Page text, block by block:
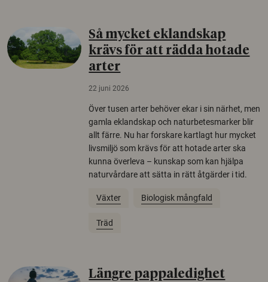
Så mycket eklandskap
krävs för att rädda hotade
arter
22 juni 2026
Över tusen arter behöver ekar i sin närhet, men
gamla eklandskap och naturbetesmarker blir
allt färre. Nu har forskare kartlagt hur mycket
livsmiljö som krävs för att hotade arter ska
kunna överleva – kunskap som kan hjälpa
naturvårdare att sätta in rätt åtgärder i tid.
Växter Biologisk mångfald
Träd
Längre pappaledighet